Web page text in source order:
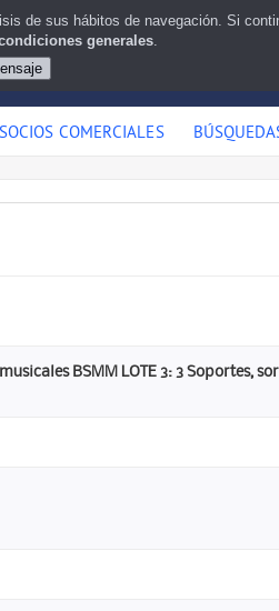
SOCIOS COMERCIALES
BSMM LOTE 3: 3 Soportes,
de sus hábitos de navegación. Si
generales.